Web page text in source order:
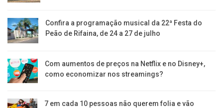
Confira a programação musical da 22ª Festa do
Peão de Rifaina, de 24 a 27 de julho
Com aumentos de preços na Netflix e no Disney+,
como economizar nos streamings?
7 em cada 10 pessoas não querem folia e vão